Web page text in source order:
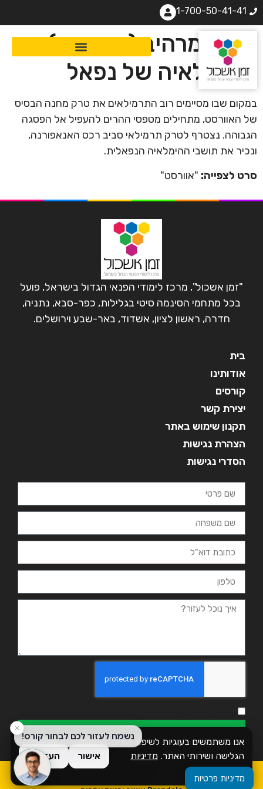
1-700-50-41-41
מסע מרהיב (ומצמרר)
להימלאיה של נפאל
במקום שבו מסיימים רוב התרמילאים את טרק מחנה הבסיס
של האוורסט, מתחילים מטפסי ההרים להעפיל אל הפסגה
הגבוהה. נצטרף לטרק תרמילאי סביב רכס האנאפורנה,
ונכיר את תושבי ההימלאיה הנפאלית.
סרט לצפייה: "אוורסט"
"זמן אשכול", מרכז לימודי הפנאי הגדול בישראל, פועל
בכל מתחמי הסינמה סיטי בגלילות, כפר-סבא, נתניה,
חדרה, ראשון לציון, אשדוד, באר-שבע וירושלים.
בית
אודותינו
קורסים
יצירת קשר
תקנון שימוש באתר
הצהרת נגישות
הסדרי נגישות
שליחה
כל הזכויות שמורות לזמן אשכול
אנו משתמשים בעוגיות לשיפור חוויית
הגלישה ושירותי האתר. מדיניות
פרטיות
אישור העדפות
מדיניות פרטיות